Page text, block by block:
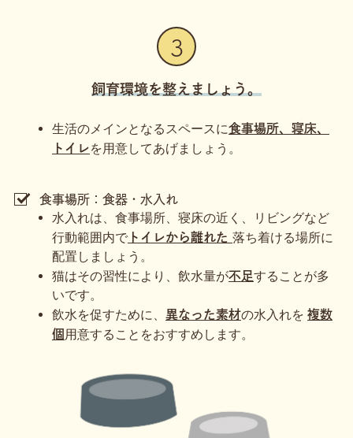
3
飼育環境を整えましょう。
生活のメインとなるスペースに食事場所、寝床、
トイレを用意してあげましょう。
食事場所：食器・水入れ
水入れは、食事場所、寝床の近く、リビングなど
行動範囲内で トイレから離れた 落ち着ける場所に
配置しましょう。
猫はその習性により、飲水量が不足することが多
いです。
飲水を促すために、 異なった素材の水入れを 複数
個用意することをおすすめします。